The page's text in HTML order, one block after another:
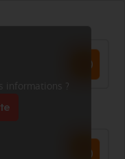
informations ?